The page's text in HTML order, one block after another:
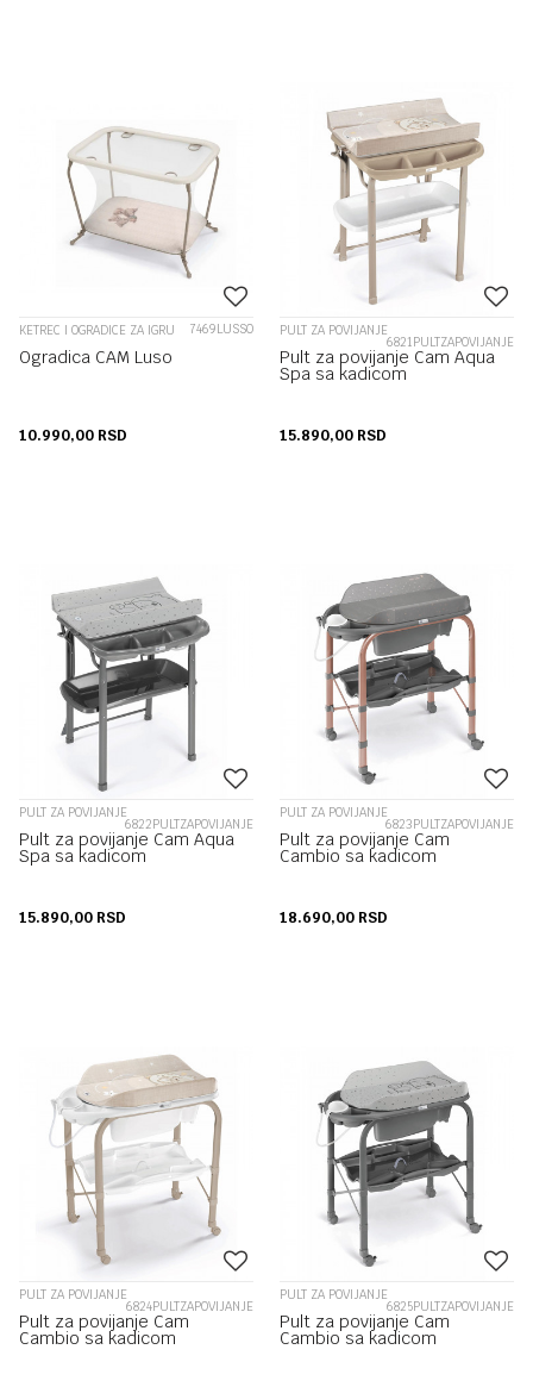
KETREC I OGRADICE ZA IGRU 7469LUSSO
Ogradica CAM Luso
10.990,00 RSD
PULT ZA POVIJANJE
6821PULTZAPOVIJANJE
Pult za povijanje Cam Aqua
Spa sa kadicom
15.890,00 RSD
PULT ZA POVIJANJE
6822PULTZAPOVIJANJE
Pult za povijanje Cam Aqua
Spa sa kadicom
15.890,00 RSD
PULT ZA POVIJANJE
6823PULTZAPOVIJANJE
Pult za povijanje Cam
Cambio sa kadicom
18.690,00 RSD
PULT ZA POVIJANJE
6824PULTZAPOVIJANJE
Pult za povijanje Cam
Cambio sa kadicom
PULT ZA POVIJANJE
6825PULTZAPOVIJANJE
Pult za povijanje Cam
Cambio sa kadicom